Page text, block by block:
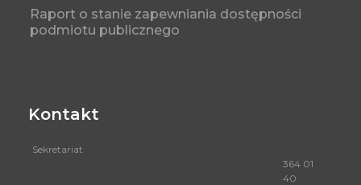
Raport o stanie zapewniania dostępności
podmiotu publicznego
Kontakt
Sekretariat
364 01
40